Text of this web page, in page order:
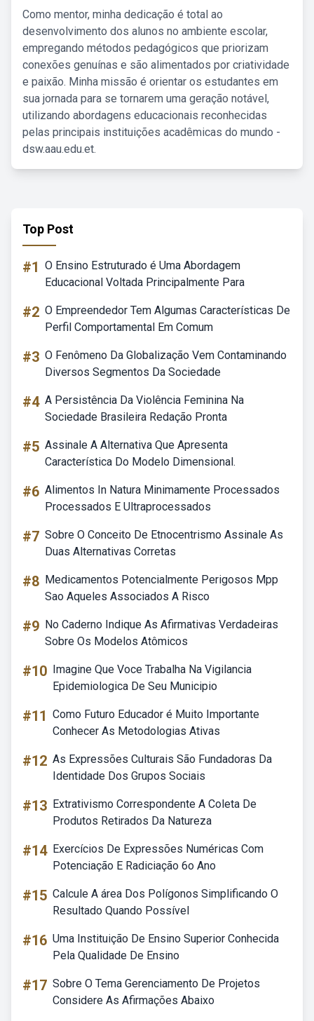
Como mentor, minha dedicação é total ao
desenvolvimento dos alunos no ambiente escolar,
empregando métodos pedagógicos que priorizam
conexões genuínas e são alimentados por criatividade
e paixão. Minha missão é orientar os estudantes em
sua jornada para se tornarem uma geração notável,
utilizando abordagens educacionais reconhecidas
pelas principais instituições acadêmicas do mundo -
dsw.aau.edu.et.
Top Post
#1 O Ensino Estruturado é Uma Abordagem
Educacional Voltada Principalmente Para
#2 O Empreendedor Tem Algumas Características De
Perfil Comportamental Em Comum
#3 O Fenômeno Da Globalização Vem Contaminando
Diversos Segmentos Da Sociedade
#4 A Persistência Da Violência Feminina Na
Sociedade Brasileira Redação Pronta
#5 Assinale A Alternativa Que Apresenta
Característica Do Modelo Dimensional.
#6 Alimentos In Natura Minimamente Processados
Processados E Ultraprocessados
#7 Sobre O Conceito De Etnocentrismo Assinale As
Duas Alternativas Corretas
#8 Medicamentos Potencialmente Perigosos Mpp
Sao Aqueles Associados A Risco
#9 No Caderno Indique As Afirmativas Verdadeiras
Sobre Os Modelos Atômicos
#10 Imagine Que Voce Trabalha Na Vigilancia
Epidemiologica De Seu Municipio
#11 Como Futuro Educador é Muito Importante
Conhecer As Metodologias Ativas
#12 As Expressões Culturais São Fundadoras Da
Identidade Dos Grupos Sociais
#13 Extrativismo Correspondente A Coleta De
Produtos Retirados Da Natureza
#14 Exercícios De Expressões Numéricas Com
Potenciação E Radiciação 6o Ano
#15 Calcule A área Dos Polígonos Simplificando O
Resultado Quando Possível
#16 Uma Instituição De Ensino Superior Conhecida
Pela Qualidade De Ensino
#17 Sobre O Tema Gerenciamento De Projetos
Considere As Afirmações Abaixo